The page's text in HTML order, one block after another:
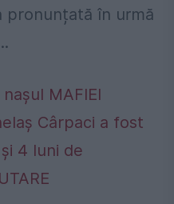
pronunțată în urmă